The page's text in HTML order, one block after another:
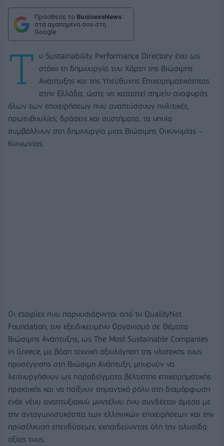
Πρόσθεσε το BusinessNews
στα αγαπημένα σου στη
Google
Τ
ο Sustainability Performance Directory έχει ως
στόχο τη δημιουργία του Χάρτη της Βιώσιμης
Ανάπτυξης και της Υπεύθυνης Επιχειρηματικότητας
στην Ελλάδα, ώστε να καταστεί σημείο αναφοράς
όλων των επιχειρήσεων που αναπτύσσουν πολιτικές,
πρωτοβουλίες, δράσεις και συστήματα, τα οποία
συμβάλλουν στη δημιουργία μιας Βιώσιμης Οικονομίας –
Κοινωνίας.
Οι εταιρίες που παρουσιάζονται από το QualityNet
Foundation, τον εξειδικευμένο Οργανισμό σε Θέματα
Βιώσιμης Ανάπτυξης, ως Τhe Most Sustainable Companies
in Greece, με βάση τεχνική αξιολόγηση της ολιστικής τους
προσέγγισης στη Βιώσιμη Ανάπτυξη, μπορούν να
λειτουργήσουν ως παραδείγματα βέλτιστης επιχειρηματικής
πρακτικής και να παίξουν σημαντικό ρόλο στη διαμόρφωση
ενός νέου αναπτυξιακού μοντέλου που συνδέεται άμεσα με
την ανταγωνιστικότητα των ελληνικών επιχειρήσεων και την
προσέλκυση επενδύσεων, εκπαιδεύοντας όλη την αλυσίδα
αξίας τους.